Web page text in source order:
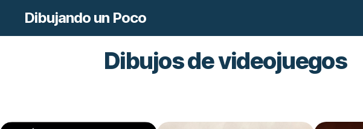
Dibujando un Poco
Dibujos de videojuegos